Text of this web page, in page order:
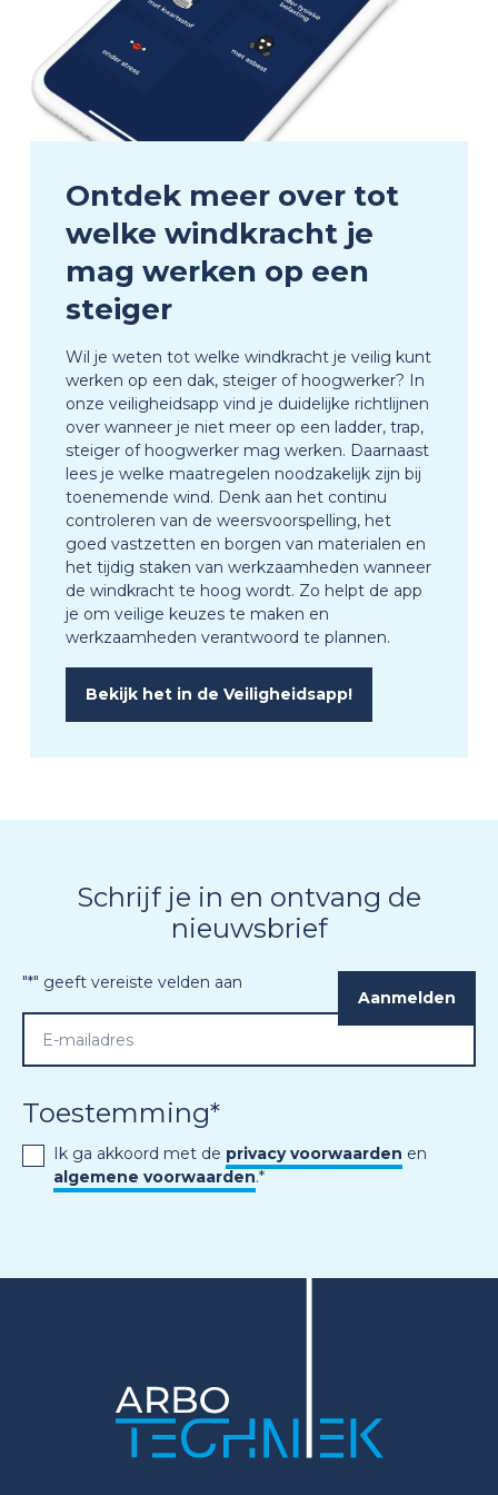
Ontdek meer over tot
welke windkracht je
mag werken op een
steiger
Wil je weten tot welke windkracht je veilig kunt
werken op een dak, steiger of hoogwerker? In
onze veiligheidsapp vind je duidelijke richtlijnen
over wanneer je niet meer op een ladder, trap,
steiger of hoogwerker mag werken. Daarnaast
lees je welke maatregelen noodzakelijk zijn bij
toenemende wind. Denk aan het continu
controleren van de weersvoorspelling, het
goed vastzetten en borgen van materialen en
het tijdig staken van werkzaamheden wanneer
de windkracht te hoog wordt. Zo helpt de app
je om veilige keuzes te maken en
werkzaamheden verantwoord te plannen.
Bekijk het in de Veiligheidsapp!
Schrijf je in en ontvang de
nieuwsbrief
"*" geeft vereiste velden aan
Toestemming*
Ik ga akkoord met de privacy voorwaarden en
algemene voorwaarden.*